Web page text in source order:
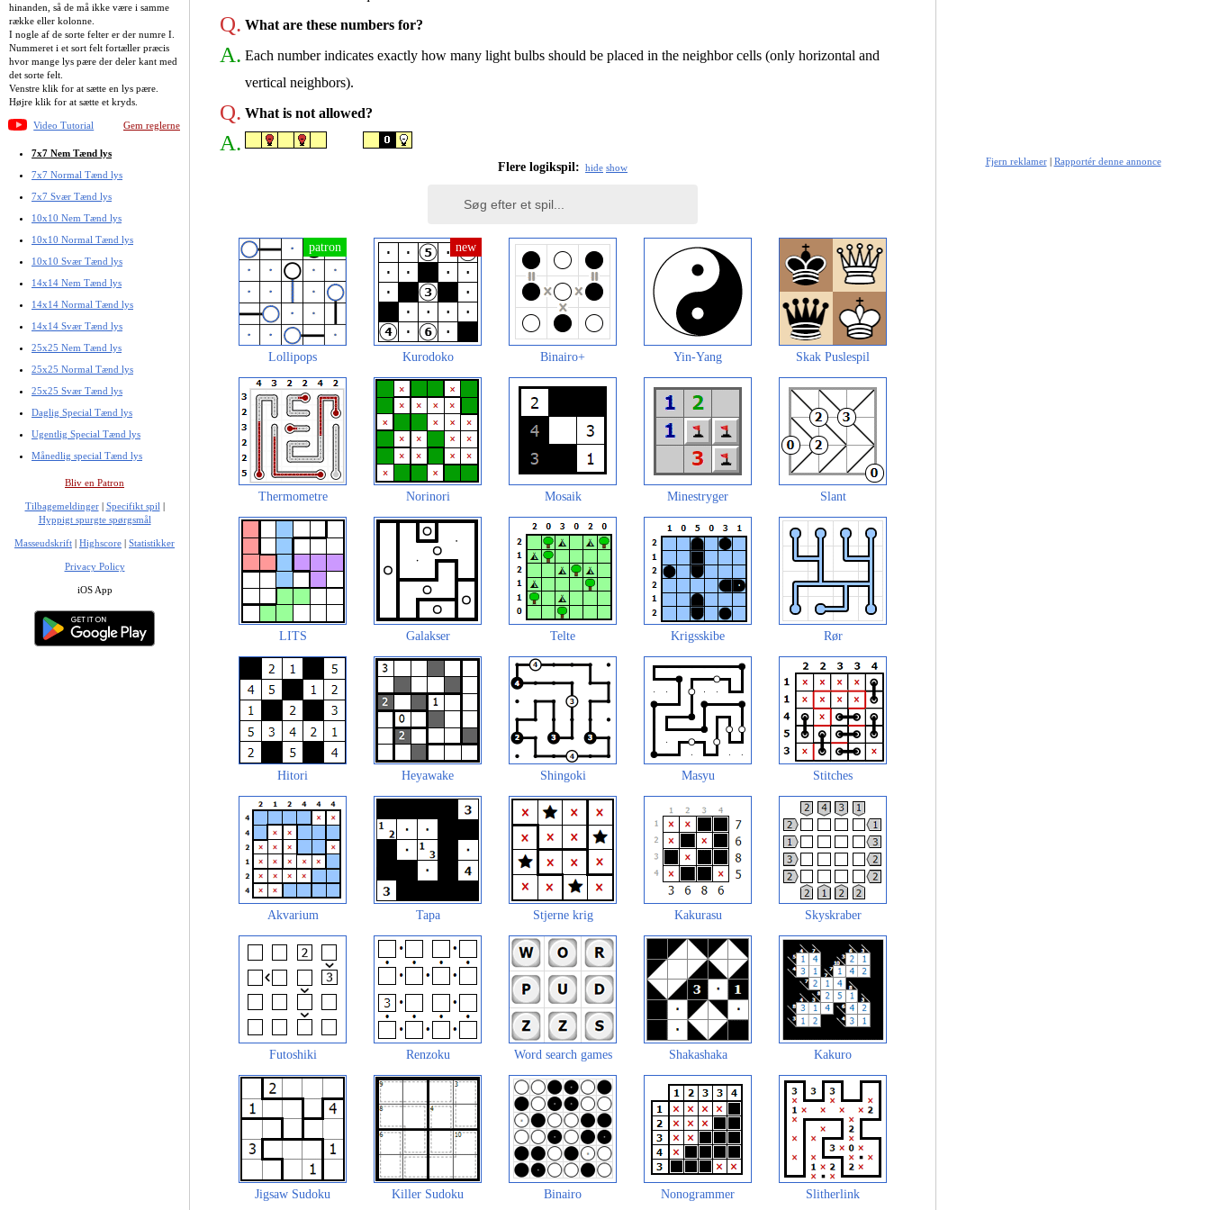
hinanden, så de må ikke være i samme
række eller kolonne.
I nogle af de sorte felter er der numre I.
Nummeret i et sort felt fortæller præcis
hvor mange lys pære der deler kant med
det sorte felt.
Venstre klik for at sætte en lys pære.
Højre klik for at sætte et kryds.
Video Tutorial Gem reglerne
7x7 Nem Tænd lys
7x7 Normal Tænd lys
7x7 Svær Tænd lys
10x10 Nem Tænd lys
10x10 Normal Tænd lys
10x10 Svær Tænd lys
14x14 Nem Tænd lys
14x14 Normal Tænd lys
14x14 Svær Tænd lys
25x25 Nem Tænd lys
25x25 Normal Tænd lys
25x25 Svær Tænd lys
Daglig Special Tænd lys
Ugentlig Special Tænd lys
Månedlig special Tænd lys
Bliv en Patron
Tilbagemeldinger| Specifikt spil |
Hyppigt spurgte spørgsmål
Masseudskrift | Highscore | Statistikker
Privacy Policy
iOS App
Q. What are these numbers for?
A. Each number indicates exactly how many light bulbs should be placed in the neighbor cells (only horizontal and
vertical neighbors).
Q. What is not allowed?
A.
Flere logikspil: hide show
Lollipops Kurodoko Binairo+ Yin-Yang Skak Puslespil
Thermometre Norinori Mosaik Minestryger Slant
LITS Galakser Telte Krigsskibe Rør
Hitori Heyawake Shingoki Masyu Stitches
Akvarium Tapa Stjerne krig Kakurasu Skyskraber
Futoshiki Renzoku Word search games Shakashaka Kakuro
Jigsaw Sudoku Killer Sudoku Binairo Nonogrammer Slitherlink
Fjern reklamer| Rapportér denne annonce